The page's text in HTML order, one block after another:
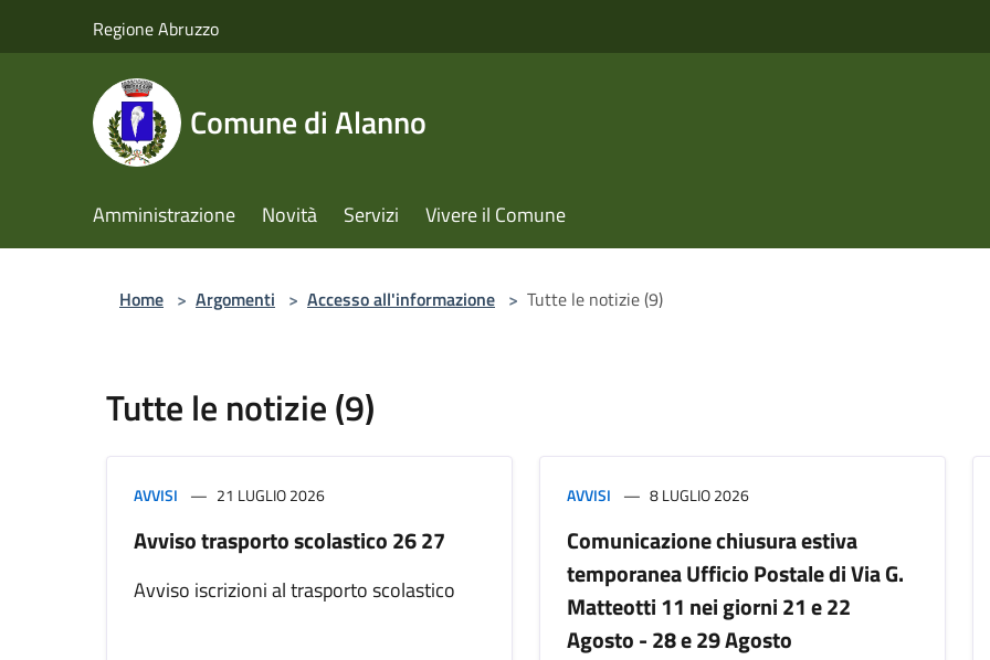
Regione Abruzzo
Comune di Alanno
Amministrazione Novità Servizi Vivere il Comune
Home > Argomenti > Accesso all'informazione > Tutte le notizie (9)
Tutte le notizie (9)
AVVISI 21 LUGLIO 2026
Avviso trasporto scolastico 26 27
Avviso iscrizioni al trasporto scolastico
AVVISI 8 LUGLIO 2026
Comunicazione chiusura estiva
temporanea Ufficio Postale di Via G.
Matteotti 11 nei giorni 21 e 22
Agosto - 28 e 29 Agosto